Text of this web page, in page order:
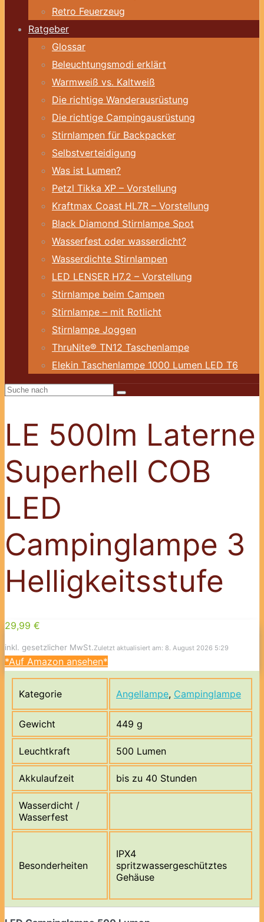
Retro Feuerzeug
Ratgeber
Glossar
Beleuchtungsmodi erklärt
Warmweiß vs. Kaltweiß
Die richtige Wanderausrüstung
Die richtige Campingausrüstung
Stirnlampen für Backpacker
Selbstverteidigung
Was ist Lumen?
Petzl Tikka XP – Vorstellung
Kraftmax Coast HL7R – Vorstellung
Black Diamond Stirnlampe Spot
Wasserfest oder wasserdicht?
Wasserdichte Stirnlampen
LED LENSER H7.2 – Vorstellung
Stirnlampe beim Campen
Stirnlampe – mit Rotlicht
Stirnlampe Joggen
ThruNite® TN12 Taschenlampe
Elekin Taschenlampe 1000 Lumen LED T6
LE 500lm Laterne
Superhell COB
LED
Campinglampe 3
Helligkeitsstufe
29,99 €
inkl. gesetzlicher MwSt.Zuletzt aktualisiert am: 8. August 2026 5:29
*Auf Amazon ansehen*
Kategorie Angellampe, Campinglampe
Gewicht 449 g
Leuchtkraft 500 Lumen
Akkulaufzeit bis zu 40 Stunden
Wasserdicht /
Wasserfest
Besonderheiten
IPX4
spritzwassergeschütztes
Gehäuse